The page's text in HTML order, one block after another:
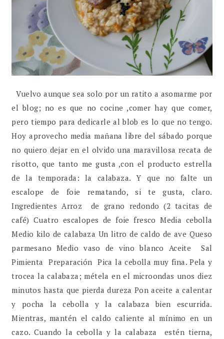
Vuelvo aunque sea solo por un ratito a asomarme por
el blog; no es que no cocine ,comer hay que comer,
pero tiempo para dedicarle al blob es lo que no tengo.
Hoy aprovecho media mañana libre del sábado porque
no quiero dejar en el olvido una maravillosa recata de
risotto, que tanto me gusta ,con el producto estrella
de la temporada: la calabaza. Y que no falte un
escalope de foie rematando, si te gusta, claro.
Ingredientes Arroz de grano redondo (2 tacitas de
café) Cuatro escalopes de foie fresco Media cebolla
Medio kilo de calabaza Un litro de caldo de ave Queso
parmesano Medio vaso de vino blanco Aceite Sal
Pimienta Preparación Pica la cebolla muy fina. Pela y
trocea la calabaza; métela en el microondas unos diez
minutos hasta que pierda dureza Pon aceite a calentar
y pocha la cebolla y la calabaza bien escurrida.
Mientras, mantén el caldo caliente al mínimo en un
cazo. Cuando la cebolla y la calabaza estén tierna,